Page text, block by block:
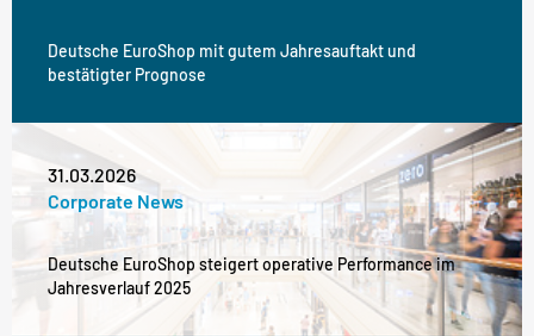
Deutsche EuroShop mit gutem Jahresauftakt und
bestätigter Prognose
31.03.2026
Corporate News
Deutsche EuroShop steigert operative Performance im
Jahresverlauf 2025